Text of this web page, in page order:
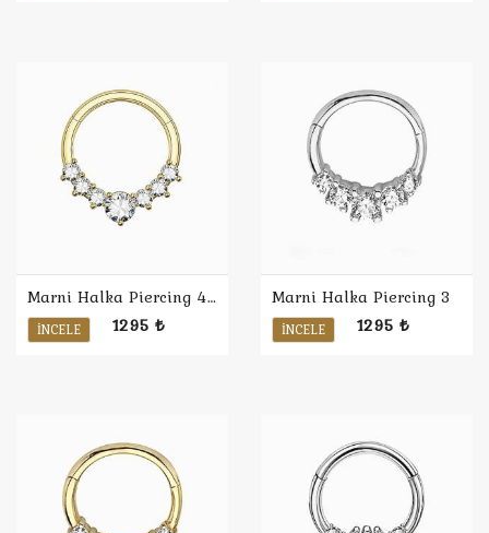
Marni Halka Piercing 4 / Sarı
İNCELE 1295 ₺
Marni Halka Piercing 3
İNCELE 1295 ₺